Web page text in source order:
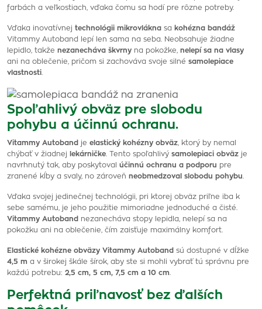
farbách a veľkostiach, vďaka čomu sa hodí pre rôzne potreby.
Vďaka inovatívnej technológii mikrovlákna sa kohézna bandáž
Vitammy Autoband lepí len sama na seba. Neobsahuje žiadne
lepidlo, takže nezanecháva škvrny na pokožke, nelepí sa na vlasy
ani na oblečenie, pričom si zachováva svoje silné samolepiace
vlastnosti
Spoľahlivý obväz pre slobodu
pohybu a účinnú ochranu.
Vitammy Autoband je elastický kohézny obväz , ktorý by nemal
chýbať v žiadnej
lekárničke . Tento spoľahlivý samolepiaci obväz je
navrhnutý tak, aby poskytoval účinnú ochranu a podporu pre
zranené kĺby a svaly, no zároveň neobmedzoval slobodu pohybu
Vďaka svojej jedinečnej technológii, pri ktorej obväz priľne iba k
sebe samému, je jeho použitie mimoriadne jednoduché a čisté.
Vitammy Autoband nezanecháva stopy lepidla, nelepí sa na
pokožku ani na oblečenie, čím zaisťuje maximálny komfort.
Elastické kohézne obväzy Vitammy Autoband sú dostupné v dĺžke
4,5 m a v širokej škále šírok, aby ste si mohli vybrať tú správnu pre
každú potrebu: 2,5 cm, 5 cm, 7,5 cm a 10 cm
Perfektná priľnavosť bez ďalších